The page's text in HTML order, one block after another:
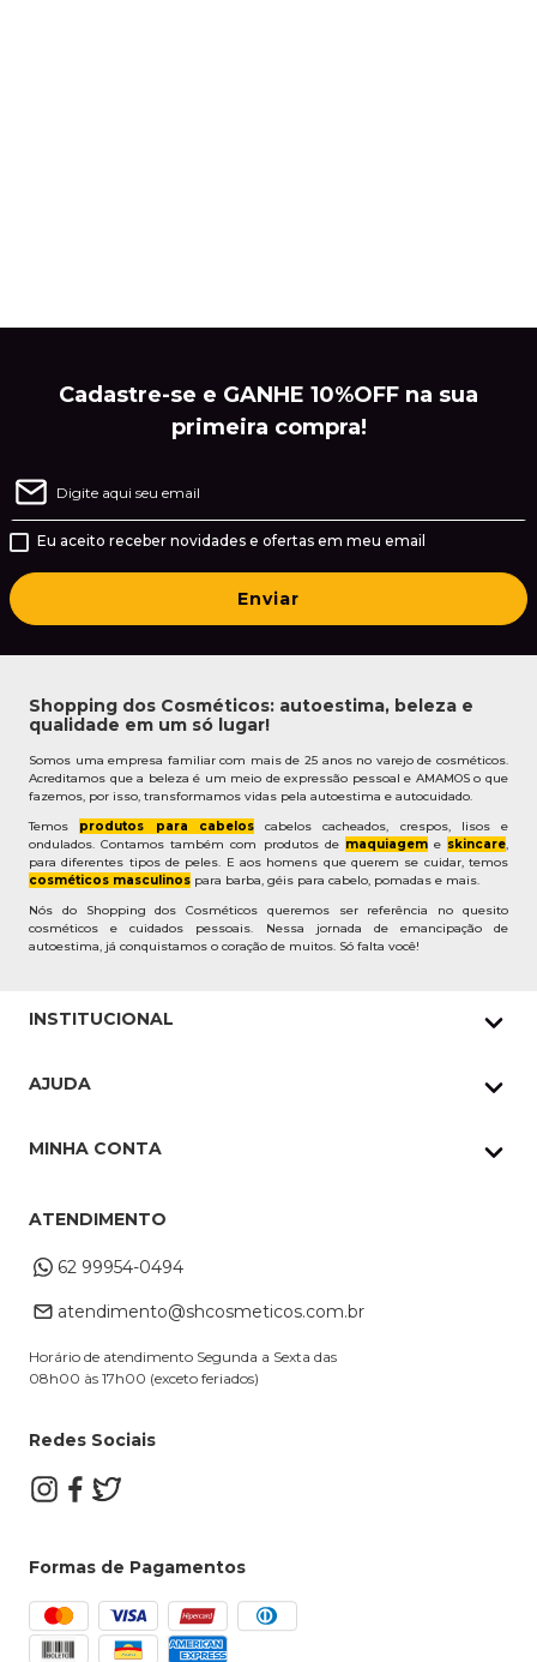
Cadastre-se e GANHE 10%OFF na sua
primeira compra!
Eu aceito receber novidades e ofertas em meu email
Enviar
Shopping dos Cosméticos: autoestima, beleza e
qualidade em um só lugar!
Somos uma empresa familiar com mais de 25 anos no varejo de cosméticos.
Acreditamos que a beleza é um meio de expressão pessoal e AMAMOS o que
fazemos, por isso, transformamos vidas pela autoestima e autocuidado.
Temos produtos para cabeloscabelos cacheados, crespos, lisos e
ondulados. Contamos também com produtos de maquiageme skincare,
para diferentes tipos de peles. E aos homens que querem se cuidar, temos
cosméticos masculinos para barba, géis para cabelo, pomadas e mais.
Nós do Shopping dos Cosméticos queremos ser referência no quesito
cosméticos e cuidados pessoais. Nessa jornada de emancipação de
autoestima, já conquistamos o coração de muitos. Só falta você!
INSTITUCIONAL
Pedidos Whatsapp
Cupons
AJUDA
Troca e Devoluções
Dúvidas Frequentes
MINHA CONTA
Alterar Cadastro
ATENDIMENTO
62 99954-0494
atendimento@shcosmeticos.com.br
Horário de atendimento Segunda a Sexta das
08h00 às 17h00 (exceto feriados)
Redes Sociais
Formas de Pagamentos